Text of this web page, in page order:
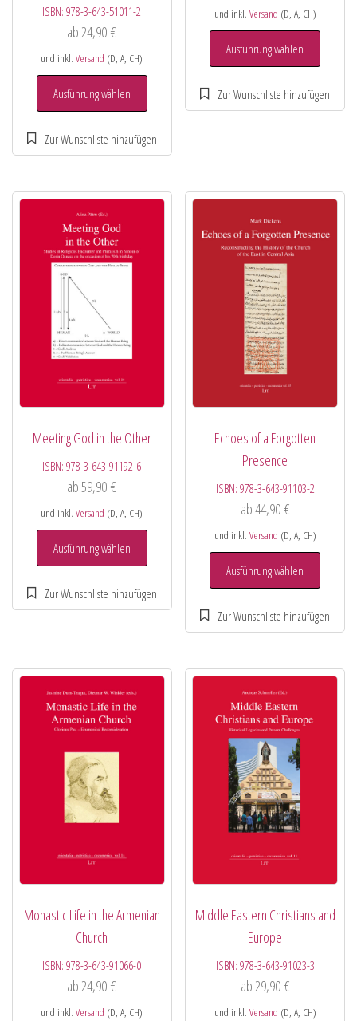
ISBN:978-3-643-51011-2
ab 24,90€
und inkl.Versand (D, A, CH)
Ausführung wählen
und inkl. Versand (D, A, CH)
Ausführung wählen
Meeting God in the Other
ISBN:978-3-643-91192-6
ab59,90€
und inkl.Versand (D, A, CH)
Ausführung wählen
Echoes of a Forgotten
Presence
ISBN: 978-3-643-91103-2
ab44,90 €
und inkl. Versand (D, A, CH)
Ausführung wählen
Monastic Life in the Armenian
Church
ISBN:978-3-643-91066-0
ab24,90€
und inkl.Versand (D, A, CH)
Middle Eastern Christians and
Europe
ISBN: 978-3-643-91023-3
ab29,90 €
und inkl. Versand (D, A, CH)